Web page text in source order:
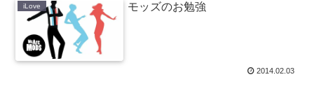
iLove モッズのお勉強
2014.02.03